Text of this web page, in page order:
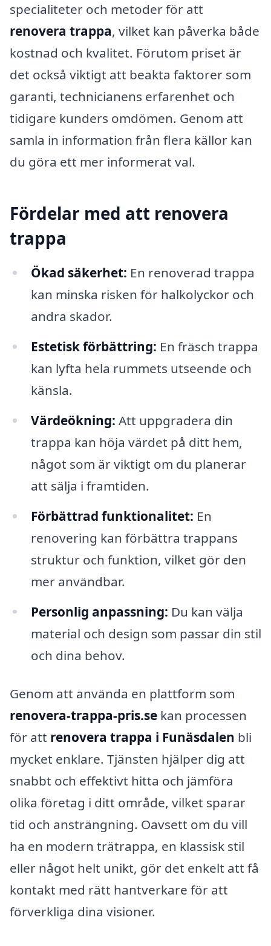
specialiteter och metoder för att
renovera trappa, vilket kan påverka både
kostnad och kvalitet. Förutom priset är
det också viktigt att beakta faktorer som
garanti, technicianens erfarenhet och
tidigare kunders omdömen. Genom att
samla in information från flera källor kan
du göra ett mer informerat val.
Fördelar med att renovera
trappa
Ökad säkerhet: En renoverad trappa
kan minska risken för halkolyckor och
andra skador.
Estetisk förbättring: En fräsch trappa
kan lyfta hela rummets utseende och
känsla.
Värdeökning: Att uppgradera din
trappa kan höja värdet på ditt hem,
något som är viktigt om du planerar
att sälja i framtiden.
Förbättrad funktionalitet: En
renovering kan förbättra trappans
struktur och funktion, vilket gör den
mer användbar.
Personlig anpassning: Du kan välja
material och design som passar din stil
och dina behov.
Genom att använda en plattform som
renovera-trappa-pris.se kan processen
för att renovera trappa i Funäsdalen bli
mycket enklare. Tjänsten hjälper dig att
snabbt och effektivt hitta och jämföra
olika företag i ditt område, vilket sparar
tid och ansträngning. Oavsett om du vill
ha en modern trätrappa, en klassisk stil
eller något helt unikt, gör det enkelt att få
kontakt med rätt hantverkare för att
förverkliga dina visioner.